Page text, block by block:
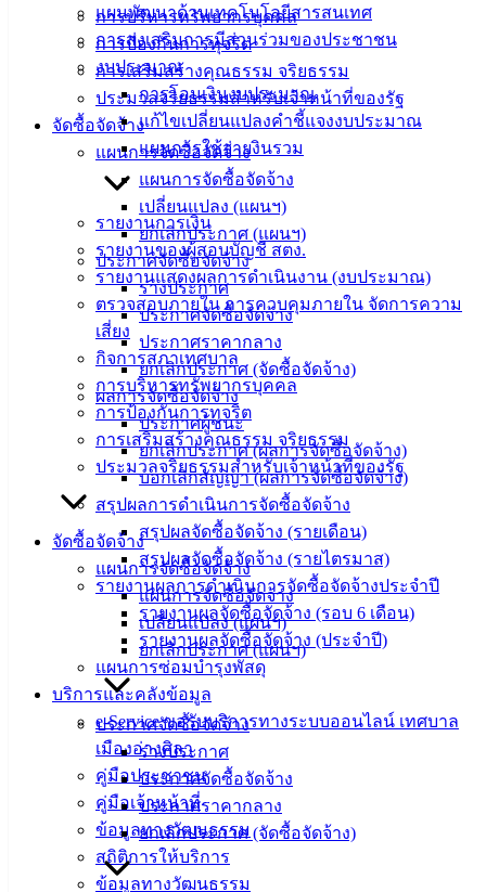
การบริหารทรัพยากรบุคคล
การป้องกันการทุจริต
การเสริมสร้างคุณธรรม จริยธรรม
ประมวลจริยธรรมสำหรับเจ้าหน้าที่ของรัฐ
จัดซื้อจัดจ้าง
แผนการจัดซื้อจัดจ้าง
แผนการจัดซื้อจัดจ้าง
เปลี่ยนแปลง (แผนฯ)
ยกเลิกประกาศ (แผนฯ)
ประกาศจัดซื้อจัดจ้าง
ร่างประกาศ
ประกาศจัดซื้อจัดจ้าง
ประกาศราคากลาง
ยกเลิกประกาศ (จัดซื้อจัดจ้าง)
ผลการจัดซื้อจัดจ้าง
ประกาศผู้ชนะ
ยกเลิกประกาศ (ผลการจัดซื้อจัดจ้าง)
บอกเลิกสัญญา (ผลการจัดซื้อจัดจ้าง)
สรุปผลการดำเนินการจัดซื้อจัดจ้าง
สรุปผลจัดซื้อจัดจ้าง (รายเดือน)
สรุปผลจัดซื้อจัดจ้าง (รายไตรมาส)
รายงานผลการดำเนินการจัดซื้อจัดจ้างประจำปี
รายงานผลจัดซื้อจัดจ้าง (รอบ 6 เดือน)
รายงานผลจัดซื้อจัดจ้าง (ประจำปี)
แผนการซ่อมบำรุงพัสดุ
บริการและคลังข้อมูล
e-Service ขอรับบริการทางระบบออนไลน์ เทศบาล
เมืองอ่างศิลา
คู่มือประชาชน
คู่มือเจ้าหน้าที่
ข้อมูลทางวัฒนธรรม
สถิติการให้บริการ
ข้อมูลทางวัฒนธรรม
แผนพัฒนาด้านเทคโนโลยีสารสนเทศ
การส่งเสริมการมีส่วนร่วมของประชาชน
งบประมาณ
การโอนเงินงบประมาณ
แก้ไขเปลี่ยนแปลงคำชี้แจงงบประมาณ
แผนการใช้จ่ายงินรวม
รายงานการเงิน
รายงานของผู้สอบบัญชี สตง.
รายงานแสดงผลการดำเนินงาน (งบประมาณ)
ตรวจสอบภายใน การควบคุมภายใน จัดการความ
เสี่ยง
กิจการสภาเทศบาล
การบริหารทรัพยากรบุคคล
การป้องกันการทุจริต
การเสริมสร้างคุณธรรม จริยธรรม
ประมวลจริยธรรมสำหรับเจ้าหน้าที่ของรัฐ
จัดซื้อจัดจ้าง
แผนการจัดซื้อจัดจ้าง
แผนการจัดซื้อจัดจ้าง
เปลี่ยนแปลง (แผนฯ)
ยกเลิกประกาศ (แผนฯ)
ประกาศจัดซื้อจัดจ้าง
ร่างประกาศ
ประกาศจัดซื้อจัดจ้าง
ประกาศราคากลาง
ยกเลิกประกาศ (จัดซื้อจัดจ้าง)
038-
142-100-104
บริการ
ประชาชน
ดาวน์โหลด
ฟอร์ม,
เอกสาร
สำหรับ
ประชาชน/
คู่มือการ
ปฏิบัติ
ข่าวสาร
น่ารู้
ศุนย์
ข้อมูล
ข่าวสาร
อิเล็กทรอนิกส์
ความรู้
(Knowledge
Management)
เทศบาล
สายตรง